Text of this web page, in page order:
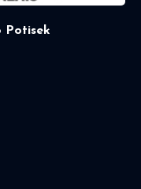
Potisek